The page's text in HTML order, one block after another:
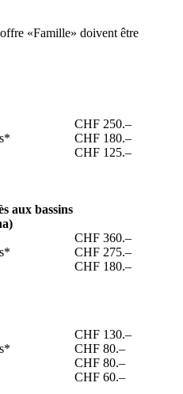
«Famille» doivent être
CHF 250.–
CHF 180.–
CHF 125.–
aux bassins
CHF 360.–
CHF 275.–
CHF 180.–
CHF 130.–
CHF 80.–
CHF 80.–
CHF 60.–